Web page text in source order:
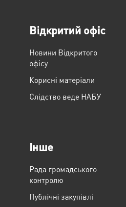
Відкритий офіс
Новини Відкритого
офісу
Корисні матеріали
Слідство веде НАБУ
Інше
Рада громадського
контролю
Публічні закупівлі